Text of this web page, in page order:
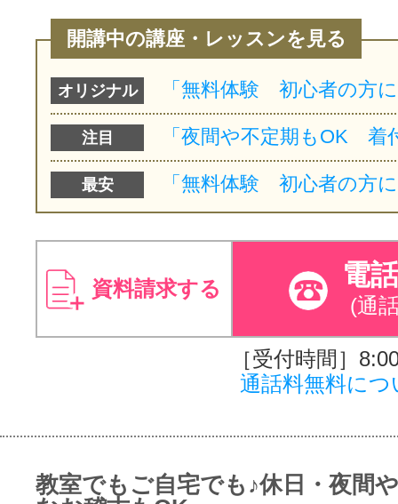
開講中の講座・レッスンを見る
オリジナル
注目
最安
資料請求する 電
(通
［受付時間］
通話料無料につ
教室でもご自宅でも♪休日・夜間